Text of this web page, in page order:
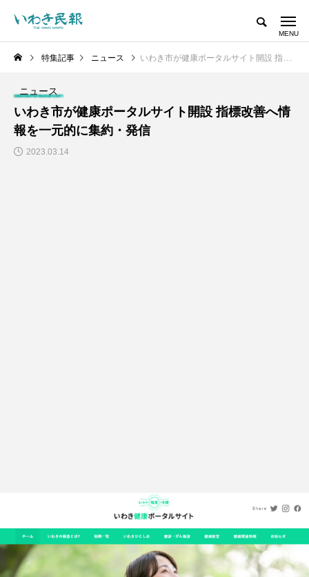
特集記事 ニュース いわき市が健康ポータルサイト開設 指標改善へ情報を一元的に集約・発信
ニュース
いわき市が健康ポータルサイト開設 指標改善へ情
報を一元的に集約・発信
2023.03.14